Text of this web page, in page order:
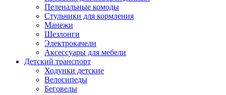
Пеленальные комоды
Стульчики для кормления
Манежи
Шезлонги
Электрокачели
Аксессуары для мебели
Детский транспорт
Ходунки детские
Велосипеды
Беговелы